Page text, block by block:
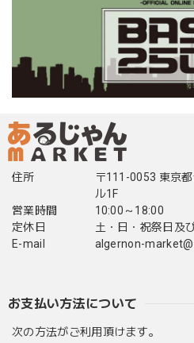
住所
〒111-0053 東京
ル1F
営業時間
10:00～18:00
定休日
土・日・祝祭日及
E-mail
algernon-
お支払い方法について
次の方法がご利用頂けます。